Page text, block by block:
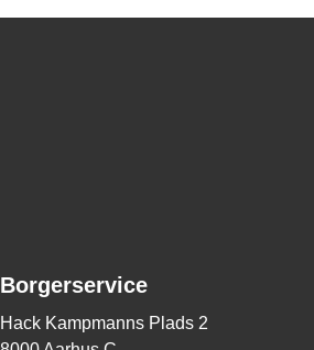
Borgerservice
Hack Kampmanns Plads 2